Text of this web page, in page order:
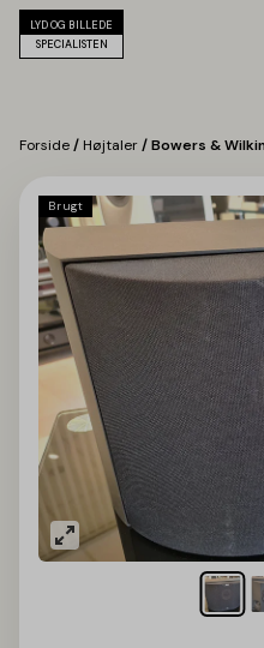
LYD OG BILLEDE
SPECIALISTEN
Forside/ Højtaler/ Bowers &
Brugt